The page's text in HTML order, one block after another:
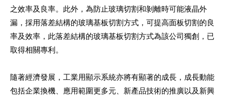
之效率及良率。此外，為防止玻璃切割和剝離時可能液晶外
漏，採用落差結構的玻璃基板切割方式，可提高面板切割的良
率及效率，此落差結構的玻璃基板切割方式為該公司獨創，已
取得相關專利。
隨著經濟發展，工業用顯示系統亦將有顯著的成長，成長動能
包括企業換機、應用範圍更多元、新產品技術的推廣以及新興